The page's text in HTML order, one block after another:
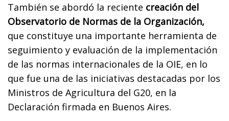
También se abordó la reciente creación del
Observatorio de Normas de la Organización,
que constituye una importante herramienta de
seguimiento y evaluación de la implementación
de las normas internacionales de la OIE, en lo
que fue una de las iniciativas destacadas por los
Ministros de Agricultura del G20, en la
Declaración firmada en Buenos Aires.